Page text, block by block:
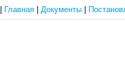
Главная Документы